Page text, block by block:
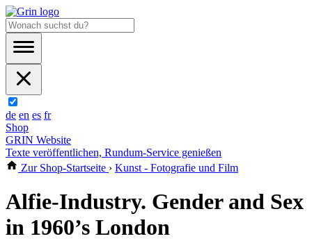
de en es fr
Shop
GRIN Website
Texte veröffentlichen, Rundum-Service genießen
Zur Shop-Startseite › Kunst - Fotografie und Film
Alfie-Industry. Gender and Sex
in 1960’s London